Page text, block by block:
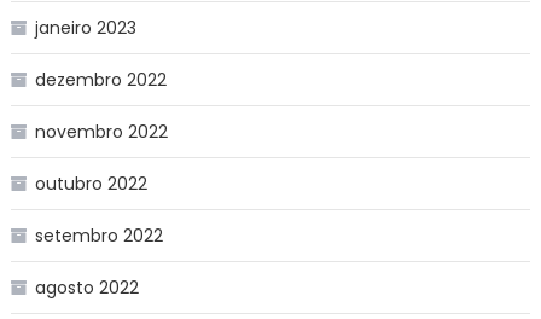
janeiro 2023
dezembro 2022
novembro 2022
outubro 2022
setembro 2022
agosto 2022